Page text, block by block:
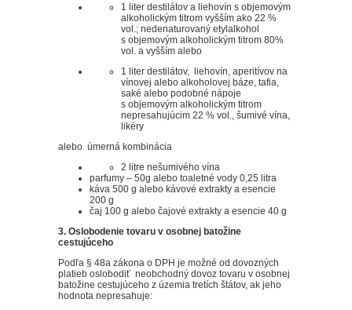
1 liter destilátov a liehovín s objemovým
alkoholickým titrom vyšším ako 22 %
vol.; nedenaturovaný etylalkohol
s objemovým alkoholickým titrom 80%
vol. a vyšším alebo
1 liter destilátov, liehovín, aperitívov na
vínovej alebo alkoholovej báze, tafia,
saké alebo podobné nápoje
s objemovým alkoholickým titrom
nepresahujúcim 22 % vol., šumivé vína,
likéry
alebo úmerná kombinácia
2 litre nešumivého vína
parfumy – 50g alebo toaletné vody 0,25 litra
káva 500 g alebo kávové extrakty a esencie
200 g
čaj 100 g alebo čajové extrakty a esencie 40 g
3. Oslobodenie tovaru v osobnej batožine
cestujúceho
Podľa § 48a zákona o DPH je možné od dovozných
platieb oslobodiť neobchodný dovoz tovaru v osobnej
batožine cestujúceho z územia tretích štátov, ak jeho
hodnota nepresahuje: